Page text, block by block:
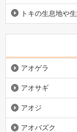
トキの生息地や
アオゲラ
アオサギ
アオジ
アオバズク